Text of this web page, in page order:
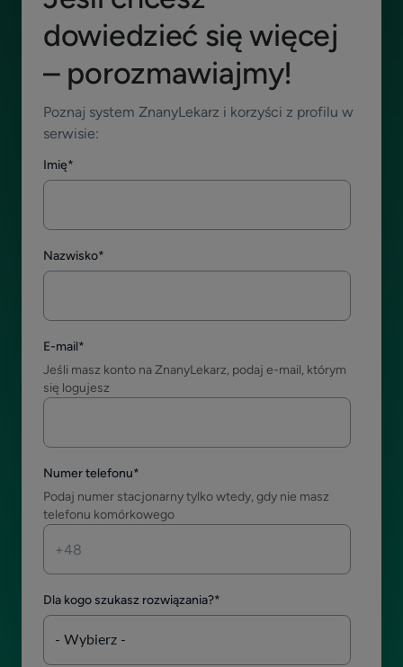
dowiedzieć się więcej
– porozmawiajmy!
Poznaj system ZnanyLekarz i korzyści z profilu w
serwisie:
Imię*
Nazwisko*
E-mail*
Jeśli masz konto na ZnanyLekarz, podaj e-mail, którym
się logujesz
Numer telefonu*
Podaj numer stacjonarny tylko wtedy, gdy nie masz
telefonu komórkowego
Dla kogo szukasz rozwiązania?*